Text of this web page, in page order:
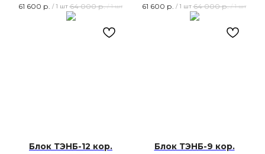
61 600 р. / 1 шт 64 000 р. / 1 шт 61 600 р. / 1 шт 64 000 р. / 1 шт
Блок ТЭНБ-12 кор. Блок ТЭНБ-9 кор.